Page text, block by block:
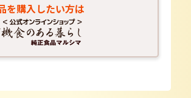
を購入したい方は